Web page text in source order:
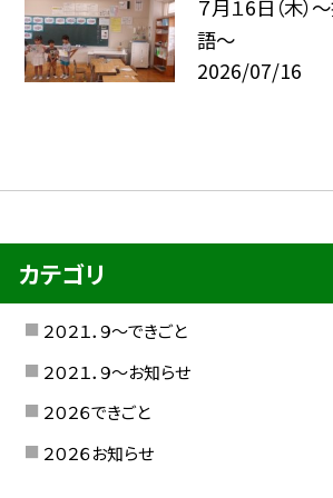
７月１6日（木）
語～
2026/07/16
カテゴリ
２０２１．９〜できごと
２０２１．９〜お知らせ
２０２６できごと
２０２６お知らせ